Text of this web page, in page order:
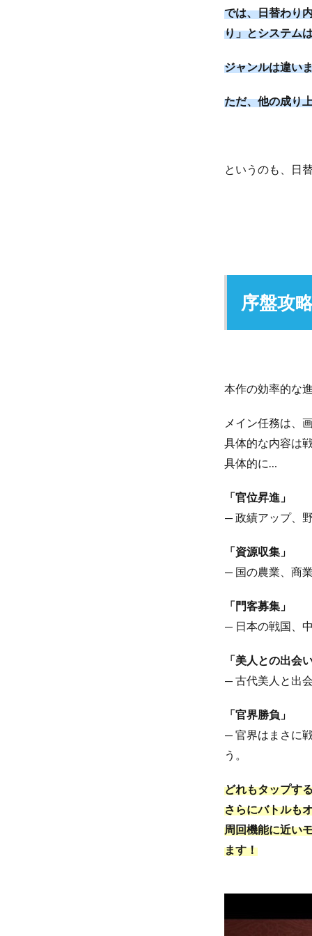
では、日替わり
り」とシステム
ジャンルは違い
ただ、他の成り
というのも、日
序盤攻
本作の効率的な
メイン任務は、
具体的な内容は
具体的に…
「官位昇進」
— 政績アップ、
「資源収集」
— 国の農業、商
「門客募集」
— 日本の戦国、
「美人との出会
— 古代美人と出
「官界勝負」
— 官界はまさに
う。
どれもタップす
さらにバトルも
周回機能に近い
ます！